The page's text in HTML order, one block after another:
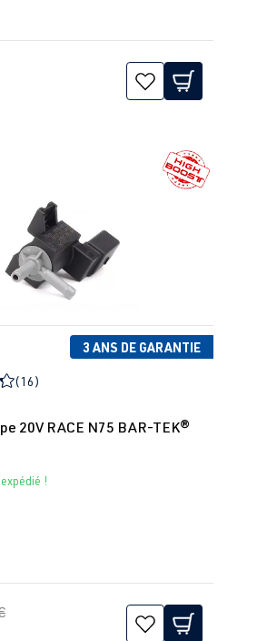
3 ANS DE GARANTIE
de 4.31 sur 5 étoiles
(16)
20V RACE N75 BAR-TEK®
!